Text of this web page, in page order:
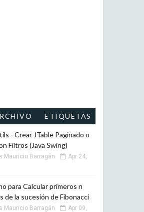
ETIQUETAS
- Crear JTable Paginado o
Filtros (Java Swing)
Mauricio Barragán
Apr 24,
para Calcular primeros n
de la sucesión de Fibonacci
Mauricio Barragán
Apr 09,